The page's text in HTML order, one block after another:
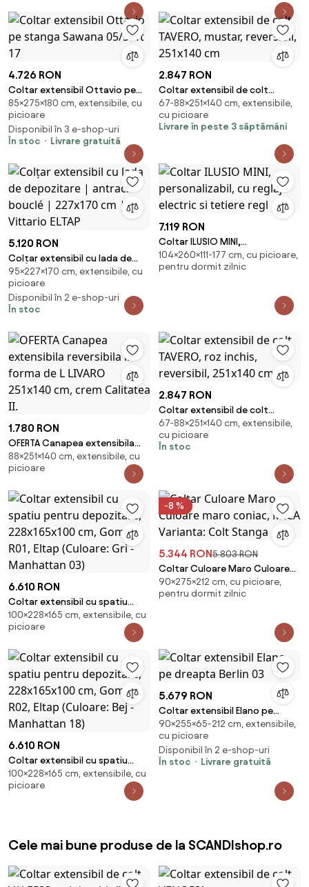
4.726 RON
Coltar extensibil Ottavio pe
stanga Sawana 05/Soft 17
85×275×180 cm, extensibile, cu
picioare
Disponibil în 3 e-shop-uri
În stoc
Livrare gratuită
2.847 RON
Coltar extensibil de colt
TAVERO, mustar, reversibil,
251x140 cm
67-88×251×140 cm, extensibile,
cu picioare
Livrare în peste 3 săptămâni
5.120 RON
Colțar extensibil cu lada de
depozitare | antracit bouclé |
227x170 cm | Vittario ELTAP
95×227×170 cm, extensibile, cu
picioare
Disponibil în 2 e-shop-uri
În stoc
7.119 RON
Coltar ILUSIO MINI,
personalizabil, cu reglaj electric
si tetiere regl
104×260×111-177 cm, cu picioare,
pentru dormit zilnic
1.780 RON
OFERTA Canapea extensibila
reversibila in forma de L LIVARO
251x140 cm, crem Calitatea II.
88×251×140 cm, extensibile, cu
picioare
2.847 RON
Coltar extensibil de colt
TAVERO, roz inchis, reversibil,
251x140 cm
67-88×251×140 cm, extensibile,
cu picioare
În stoc
6.610 RON
Coltar extensibil cu spatiu
pentru depozitare,
228x165x100 cm, Gomsi R01,
Eltap (Culoare: Gri - Manhattan
03)
100×228×165 cm, extensibile, cu
picioare
-8 %
5.344 RON5.803 RON
Coltar Culoare Maro Culoare
maro coniac, MICA Varianta:
Colt Stanga
90×275×212 cm, cu picioare,
pentru dormit zilnic
6.610 RON
Coltar extensibil cu spatiu
pentru depozitare,
228x165x100 cm, Gomsi R02,
Eltap (Culoare: Bej - Manhattan
100×228×165 cm, extensibile, cu
picioare
5.679 RON
Coltar extensibil Elano pe
dreapta Berlin 03
90×255×65-212 cm, extensibile,
cu picioare
Disponibil în 2 e-shop-uri
În stoc
Livrare gratuită
Cele mai bune produse de la SCANDIshop.ro